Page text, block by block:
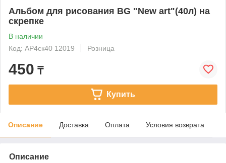
Альбом для рисования BG "New art"(40л) на
скрепке
В наличии
Код: АР4ск40 12019
Розница
450 ₸
Купить
Описание Доставка Оплата Условия возврата
Описание